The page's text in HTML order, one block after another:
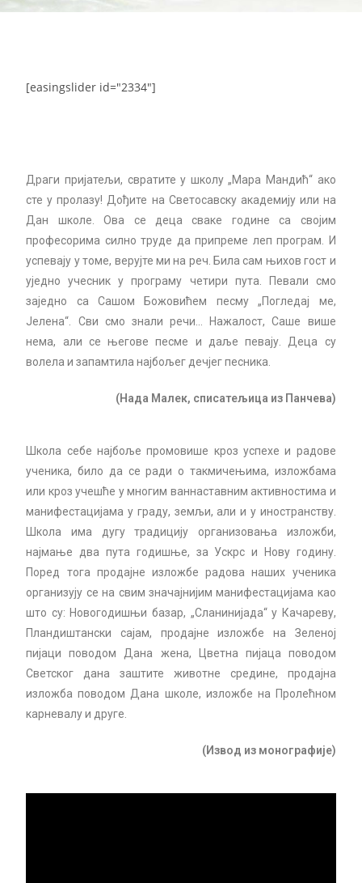
[easingslider id="2334"]
Драги пријатељи, свратите у школу „Мара Мандић“ ако
сте у пролазу! Дођите на Светосавску академију или на
Дан школе. Ова се деца сваке године са својим
професорима силно труде да припреме леп програм. И
успевају у томе, верујте ми на реч. Била сам њихов гост и
уједно учесник у програму четири пута. Певали смо
заједно са Сашом Божовићем песму „Погледај ме,
Јелена“. Сви смо знали речи… Нажалост, Саше више
нема, али се његове песме и даље певају. Деца су
волела и запамтила најбољег дечјег песника.
(Нада Малек, списатељица из Панчева)
Школа себе најбоље промовише кроз успехе и радове
ученика, било да се ради о такмичењима, изложбама
или кроз учешће у многим ваннаставним активностима и
манифестацијама у граду, земљи, али и у иностранству.
Школа има дугу традицију организовања изложби,
најмање два пута годишње, за Ускрс и Нову годину.
Поред тога продајне изложбе радова наших ученика
организују се на свим значајнијим манифестацијама као
што су: Новогодишњи базар, „Сланинијада“ у Качареву,
Пландиштански сајам, продајне изложбе на Зеленоj
пијаци поводом Дана жена, Цветна пијаца поводом
Светског дана заштите животне средине, продајна
изложба поводом Дана школе, изложбе на Пролећном
карневалу и друге.
(Извод из монографије)